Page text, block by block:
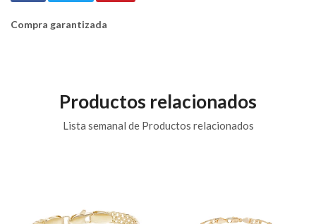
Compra garantizada
Productos relacionados
Lista semanal de Productos relacionados